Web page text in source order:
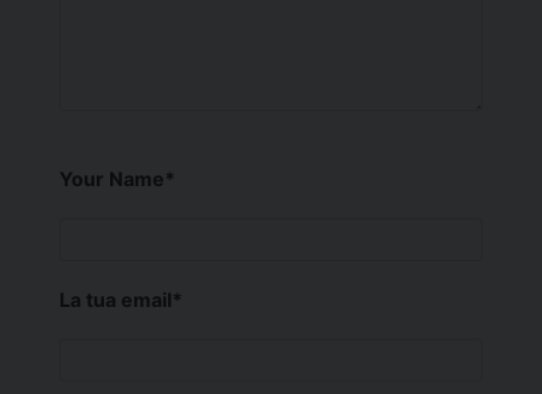
Your Name*
La tua email*